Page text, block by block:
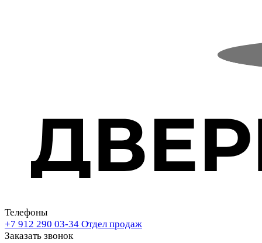
Телефоны
+7 912 290 03-34 Отдел продаж
Заказать звонок